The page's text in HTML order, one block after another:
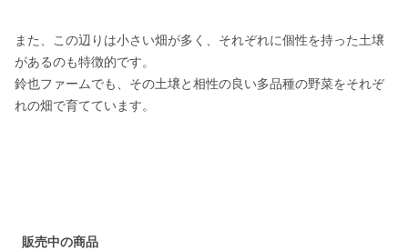
また、この辺りは小さい畑が多く、それぞれに個性を持った土壌
があるのも特徴的です。
鈴也ファームでも、その土壌と相性の良い多品種の野菜をそれぞ
れの畑で育てています。
販売中の商品